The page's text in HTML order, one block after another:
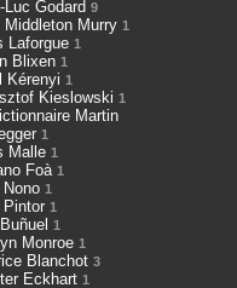
Luc Godard 9
Middleton Murry 1
Laforgue 1
Blixen 1
Kérenyi 1
Kieslowski 1
Martin
1
Malle 1
Foà 1
Nono 1
Pintor 1
1
Monroe 1
Blanchot 3
Eckhart 1